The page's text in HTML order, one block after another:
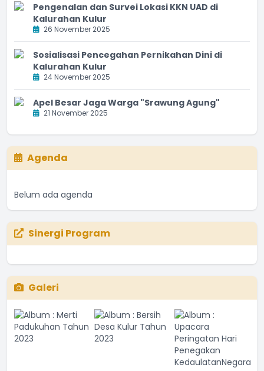
Pengenalan dan Survei Lokasi KKN UAD di
Kalurahan Kulur
26 November 2025
Sosialisasi Pencegahan Pernikahan Dini di
Kalurahan Kulur
24 November 2025
Apel Besar Jaga Warga "Srawung Agung"
21 November 2025
Agenda
Belum ada agenda
Sinergi Program
Galeri